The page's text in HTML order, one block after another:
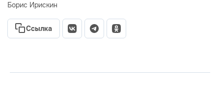
Борис Ирискин
Ссылка